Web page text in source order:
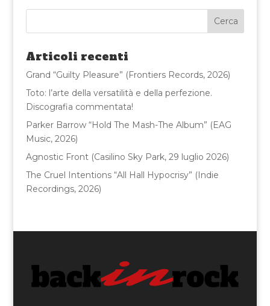
e
b
o
o
k
te
r
l
di
vi
di
Articoli recenti
Grand “Guilty Pleasure” (Frontiers Records, 2026)
Toto: l’arte della versatilità e della perfezione.
Discografia commentata!
Parker Barrow “Hold The Mash-The Album” (EAG
Music, 2026)
Agnostic Front (Casilino Sky Park, 29 luglio 2026)
The Cruel Intentions “All Hall Hypocrisy” (Indie
Recordings, 2026)